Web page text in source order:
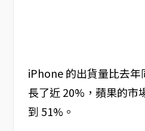
iPhone 的出貨量比去年
長了近 20%，蘋果的市
到 51%。